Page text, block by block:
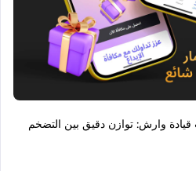
قيادة وارش: توازن دقيق بين التضخم